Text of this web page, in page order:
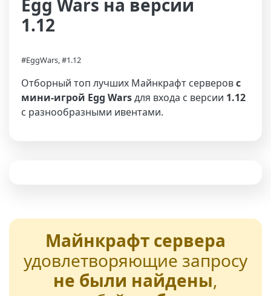
Egg Wars на версии
1.12
#EggWars, #1.12
Отборный топ лучших Майнкрафт серверовс
мини-игрой Egg Warsдля входа с версии 1.12
с разнообразными ивентами.
Майнкрафт сервера
удовлетворяющие запросу
не были найдены,